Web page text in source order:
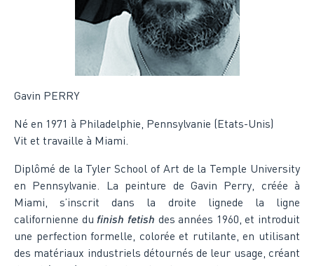
Gavin PERRY
Né en 1971 à Philadelphie, Pennsylvanie (Etats-Unis)
Vit et travaille à Miami.
Diplômé de la Tyler School of Art de la Temple University
en Pennsylvanie. La peinture de Gavin Perry, créée à
Miami, s’inscrit dans la droite lignede la ligne
californienne dufinish fetish des années 1960, et introduit
une perfection formelle, colorée et rutilante, en utilisant
des matériaux industriels détournés de leur usage, créant